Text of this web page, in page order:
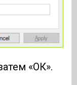
«ОК».